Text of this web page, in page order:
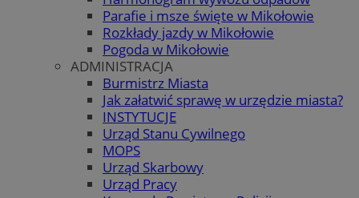
Parafie i msze święte w Mikołowie
Rozkłady jazdy w Mikołowie
Pogoda w Mikołowie
ADMINISTRACJA
Burmistrz Miasta
Jak załatwić sprawę w urzędzie miasta?
INSTYTUCJE
Urząd Stanu Cywilnego
MOPS
Urząd Skarbowy
Urząd Pracy